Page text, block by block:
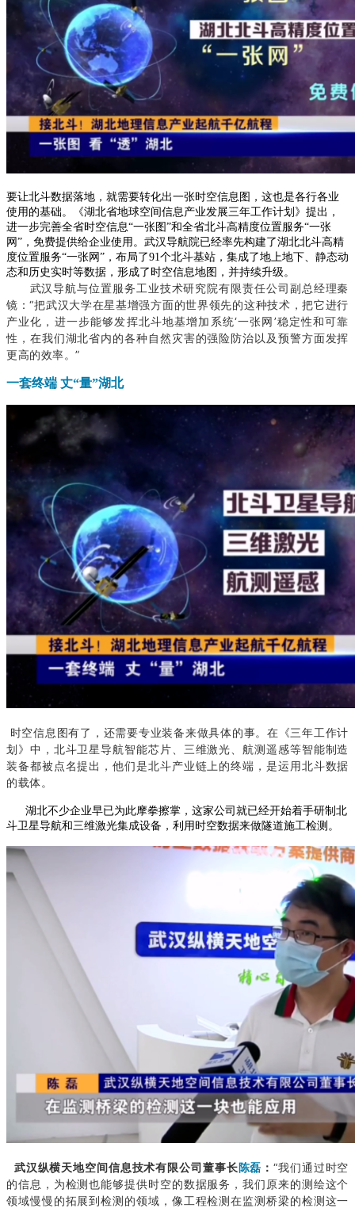
要让北斗数据落地，就需要转化出一张时空信息图，这也是各行各业
使用的基础。《湖北省地球空间信息产业发展三年工作计划》提出，
进一步完善全省时空信息“一张图”和全省北斗高精度位置服务“一张
网”，免费提供给企业使用。武汉导航院已经率先构建了湖北北斗高精
度位置服务“一张网”，布局了91个北斗基站，集成了地上地下、静态动
态和历史实时等数据，形成了时空信息地图，并持续升级。
武汉导航与位置服务工业技术研究院有限责任公司副总经理秦
镜：“把武汉大学在星基增强方面的世界领先的这种技术，把它进行
产业化，进一步能够发挥北斗地基增加系统‘一张网’稳定性和可靠
性，在我们湖北省内的各种自然灾害的强险防治以及预警方面发挥
更高的效率。”
一套终端 丈“量”湖北
时空信息图有了，还需要专业装备来做具体的事。在《三年工作计
划》中，北斗卫星导航智能芯片、三维激光、航测遥感等智能制造
装备都被点名提出，他们是北斗产业链上的终端，是运用北斗数据
的载体。
湖北不少企业早已为此摩拳擦掌，这家公司就已经开始着手研制北
斗卫星导航和三维激光集成设备，利用时空数据来做隧道施工检测。
武汉纵横天地空间信息技术有限公司董事长陈磊 ：“我们通过时空
的信息，为检测也能够提供时空的数据服务，我们原来的测绘这个
领域慢慢的拓展到检测的领域，像工程检测在监测桥梁的检测这一